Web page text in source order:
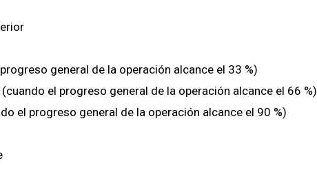
general de la operación alcance el 33 %)
el progreso general de la operación alcance el 66 %)
el progreso general de la operación alcance el 90 %)